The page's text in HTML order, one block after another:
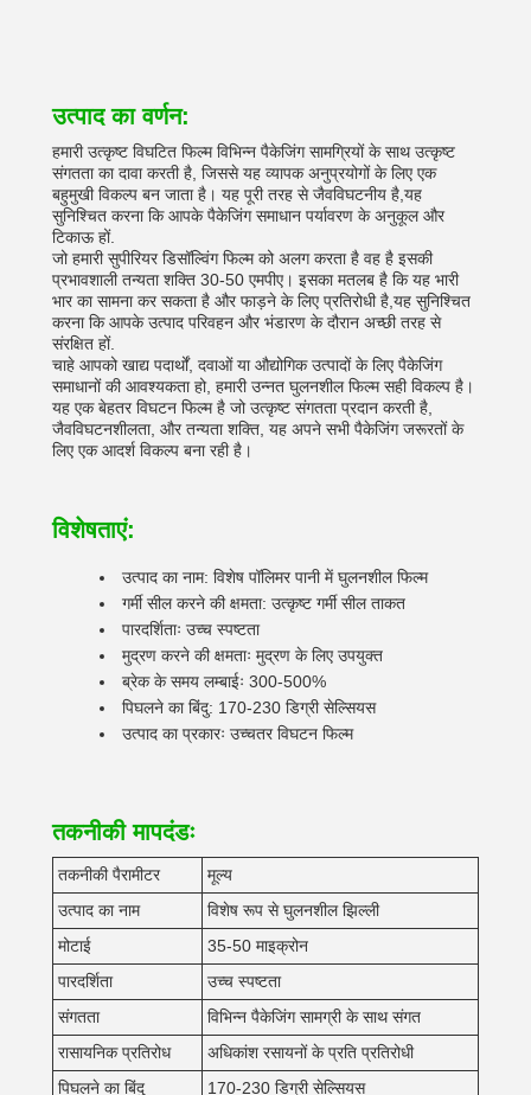
उत्पाद का वर्णन:
हमारी उत्कृष्ट विघटित फिल्म विभिन्न पैकेजिंग सामग्रियों के साथ उत्कृष्ट
संगतता का दावा करती है, जिससे यह व्यापक अनुप्रयोगों के लिए एक
बहुमुखी विकल्प बन जाता है। यह पूरी तरह से जैवविघटनीय है,यह
सुनिश्चित करना कि आपके पैकेजिंग समाधान पर्यावरण के अनुकूल और
टिकाऊ हों.
जो हमारी सुपीरियर डिसॉल्विंग फिल्म को अलग करता है वह है इसकी
प्रभावशाली तन्यता शक्ति 30-50 एमपीए। इसका मतलब है कि यह भारी
भार का सामना कर सकता है और फाड़ने के लिए प्रतिरोधी है,यह सुनिश्चित
करना कि आपके उत्पाद परिवहन और भंडारण के दौरान अच्छी तरह से
संरक्षित हों.
चाहे आपको खाद्य पदार्थों, दवाओं या औद्योगिक उत्पादों के लिए पैकेजिंग
समाधानों की आवश्यकता हो, हमारी उन्नत घुलनशील फिल्म सही विकल्प है।
यह एक बेहतर विघटन फिल्म है जो उत्कृष्ट संगतता प्रदान करती है,
जैवविघटनशीलता, और तन्यता शक्ति, यह अपने सभी पैकेजिंग जरूरतों के
लिए एक आदर्श विकल्प बना रही है।
विशेषताएं:
उत्पाद का नाम: विशेष पॉलिमर पानी में घुलनशील फिल्म
गर्मी सील करने की क्षमता: उत्कृष्ट गर्मी सील ताकत
पारदर्शिताः उच्च स्पष्टता
मुद्रण करने की क्षमताः मुद्रण के लिए उपयुक्त
ब्रेक के समय लम्बाईः 300-500%
पिघलने का बिंदु: 170-230 डिग्री सेल्सियस
उत्पाद का प्रकारः उच्चतर विघटन फिल्म
तकनीकी मापदंडः
तकनीकी पैरामीटर
मूल्य
उत्पाद का नाम
विशेष रूप से घुलनशील झिल्ली
मोटाई
35-50 माइक्रोन
पारदर्शिता
उच्च स्पष्टता
संगतता
विभिन्न पैकेजिंग सामग्री के साथ संगत
रासायनिक प्रतिरोध
अधिकांश रसायनों के प्रति प्रतिरोधी
पिघलने का बिंदु
170-230 डिग्री सेल्सियस